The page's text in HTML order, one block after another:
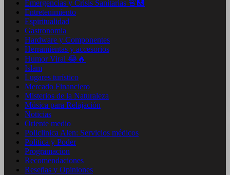
Emergencias y Crisis Sanitarias 🚨🏥
Entretenimiento
Espiritualidad
Gastronomia
Hardware y Componentes
Herramientas y accesorios
Humor Viral 😂🔥
Islam
Lugares turístico
Mercado Financiero
Misterios de la Naturaleza
Música para Relajación
Noticias
Oriente medio
Policlinica Alen: Servicios médicos
Politica y Poder
Programacion
Recomendaciones
Reseñas y Opiniones